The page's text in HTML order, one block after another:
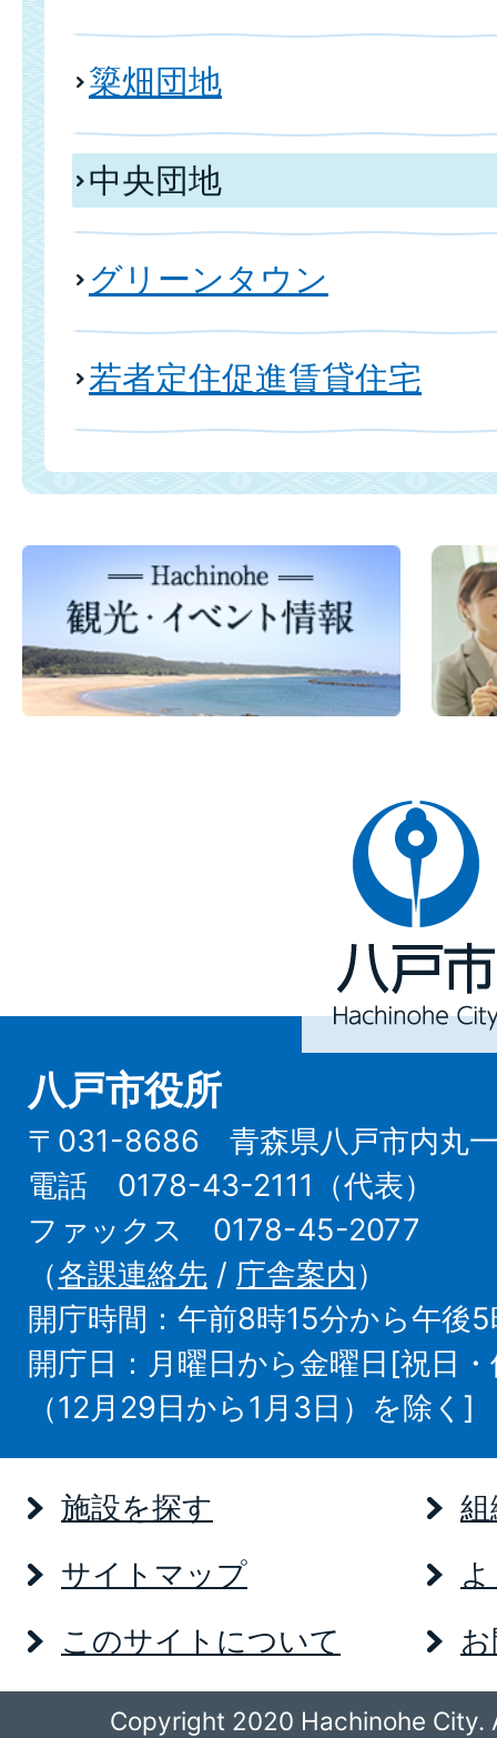
簗畑団地
中央団地
グリーンタウン
若者定住促進賃貸住宅
八
戸
Hachinohe
City
八戸市役所
〒031-8686 青森県八戸市内丸一
電話 0178-43-2111（代表）
ファックス 0178-45-2077
（各課連絡先 / 庁舎案内）
開庁時間：午前8時15分から午後
開庁日：月曜日から金曜日[祝日
（12月29日から1月3日）を除く]
施設を探す
サイトマップ
このサイトについて
Copyright 2020 Hachinohe City.